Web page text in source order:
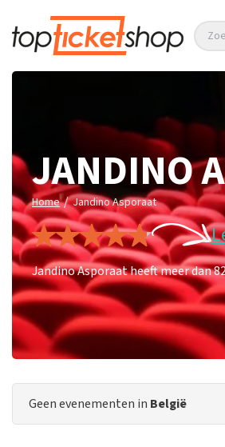
JANDINO
Home / Jandino Asporaat
Jandino Asporaat heeft meer dan
Geen evenementen in België